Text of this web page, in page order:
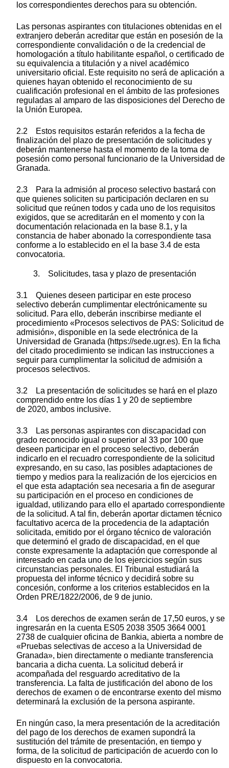
los correspondientes derechos para su obtención.
Las personas aspirantes con titulaciones obtenidas en el
extranjero deberán acreditar que están en posesión de la
correspondiente convalidación o de la credencial de
homologación a título habilitante español, o certificado de
su equivalencia a titulación y a nivel académico
universitario oficial. Este requisito no será de aplicación a
quienes hayan obtenido el reconocimiento de su
cualificación profesional en el ámbito de las profesiones
reguladas al amparo de las disposiciones del Derecho de
la Unión Europea.
2.2 Estos requisitos estarán referidos a la fecha de
finalización del plazo de presentación de solicitudes y
deberán mantenerse hasta el momento de la toma de
posesión como personal funcionario de la Universidad de
Granada.
2.3 Para la admisión al proceso selectivo bastará con
que quienes soliciten su participación declaren en su
solicitud que reúnen todos y cada uno de los requisitos
exigidos, que se acreditarán en el momento y con la
documentación relacionada en la base 8.1, y la
constancia de haber abonado la correspondiente tasa
conforme a lo establecido en el la base 3.4 de esta
convocatoria.
3. Solicitudes, tasa y plazo de presentación
3.1 Quienes deseen participar en este proceso
selectivo deberán cumplimentar electrónicamente su
solicitud. Para ello, deberán inscribirse mediante el
procedimiento «Procesos selectivos de PAS: Solicitud de
admisión», disponible en la sede electrónica de la
Universidad de Granada (https://sede.ugr.es). En la ficha
del citado procedimiento se indican las instrucciones a
seguir para cumplimentar la solicitud de admisión a
procesos selectivos.
3.2 La presentación de solicitudes se hará en el plazo
comprendido entre los días 1 y 20 de septiembre
de 2020, ambos inclusive.
3.3 Las personas aspirantes con discapacidad con
grado reconocido igual o superior al 33 por 100 que
deseen participar en el proceso selectivo, deberán
indicarlo en el recuadro correspondiente de la solicitud
expresando, en su caso, las posibles adaptaciones de
tiempo y medios para la realización de los ejercicios en
el que esta adaptación sea necesaria a fin de asegurar
su participación en el proceso en condiciones de
igualdad, utilizando para ello el apartado correspondiente
de la solicitud. A tal fin, deberán aportar dictamen técnico
facultativo acerca de la procedencia de la adaptación
solicitada, emitido por el órgano técnico de valoración
que determinó el grado de discapacidad, en el que
conste expresamente la adaptación que corresponde al
interesado en cada uno de los ejercicios según sus
circunstancias personales. El Tribunal estudiará la
propuesta del informe técnico y decidirá sobre su
concesión, conforme a los criterios establecidos en la
Orden PRE/1822/2006, de 9 de junio.
3.4 Los derechos de examen serán de 17,50 euros, y se
ingresarán en la cuenta ES05 2038 3505 3664 0001
2738 de cualquier oficina de Bankia, abierta a nombre de
«Pruebas selectivas de acceso a la Universidad de
Granada», bien directamente o mediante transferencia
bancaria a dicha cuenta. La solicitud deberá ir
acompañada del resguardo acreditativo de la
transferencia. La falta de justificación del abono de los
derechos de examen o de encontrarse exento del mismo
determinará la exclusión de la persona aspirante.
En ningún caso, la mera presentación de la acreditación
del pago de los derechos de examen supondrá la
sustitución del trámite de presentación, en tiempo y
forma, de la solicitud de participación de acuerdo con lo
dispuesto en la convocatoria.